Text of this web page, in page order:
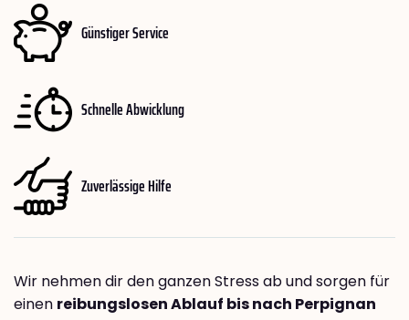
Günstiger Service
Schnelle Abwicklung
Zuverlässige Hilfe
Wir nehmen dir den ganzen Stress ab und sorgen für
einen reibungslosen Ablauf bis nach Perpignan